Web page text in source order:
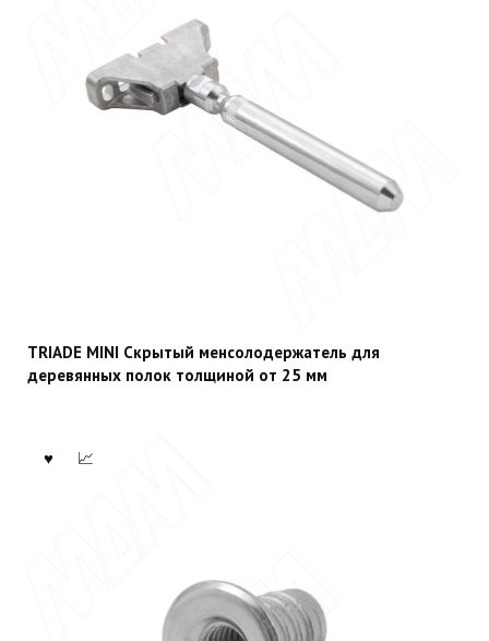
TRIADE MINI Скрытый менсолодержатель для
деревянных полок толщиной от 25 мм